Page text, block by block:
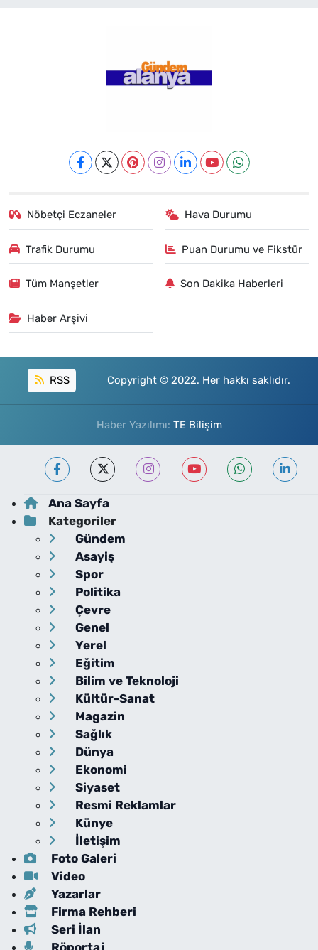
Nöbetçi Eczaneler Hava Durumu
Trafik Durumu Puan Durumu ve Fikstür
Tüm Manşetler Son Dakika Haberleri
Haber Arşivi
RSS Copyright © 2022. Her hakkı saklıdır.
Haber Yazılımı: TE Bilişim
Ana Sayfa
Kategoriler
Gündem
Asayiş
Spor
Politika
Çevre
Genel
Yerel
Eğitim
Bilim ve Teknoloji
Kültür-Sanat
Magazin
Sağlık
Dünya
Ekonomi
Siyaset
Resmi Reklamlar
Künye
İletişim
Foto Galeri
Video
Yazarlar
Firma Rehberi
Seri İlan
Röportaj